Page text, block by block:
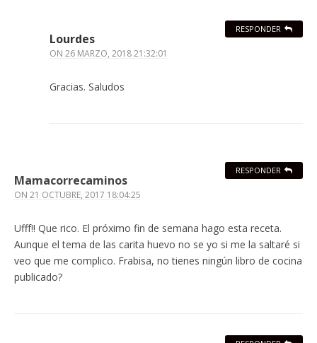
Lourdes
ON 26 MARZO, 2018 21:32:01
Gracias. Saludos
RESPONDER
Mamacorrecaminos
ON 21 OCTUBRE, 2017 18:04:25
Ufff!! Que rico. El próximo fin de semana hago esta receta.
Aunque el tema de las carita huevo no se yo si me la saltaré si
veo que me complico. Frabisa, no tienes ningún libro de cocina
publicado?
RESPONDER